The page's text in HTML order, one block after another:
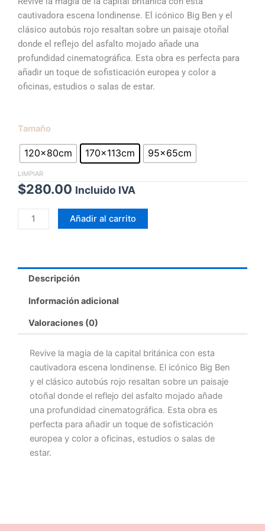
$280.00
cautivadora escena londinense. El icónico Big Ben y el
clásico autobús rojo resaltan sobre un paisaje otoñal
donde el reflejo del asfalto mojado añade una
profundidad cinematográfica. Esta obra es perfecta para
añadir un toque de sofisticación europea y color a
oficinas, estudios o salas de estar.
Tamaño
120x80cm 170x113cm 95x65cm
LIMPIAR
$280.00 Incluido IVA
Otoño
Westminster
cantidad
Añadir al carrito
Descripción
Información adicional
Valoraciones (0)
Revive la magia de la capital británica con esta
cautivadora escena londinense. El icónico Big Ben
y el clásico autobús rojo resaltan sobre un paisaje
otoñal donde el reflejo del asfalto mojado añade
una profundidad cinematográfica. Esta obra es
perfecta para añadir un toque de sofisticación
europea y color a oficinas, estudios o salas de
estar.